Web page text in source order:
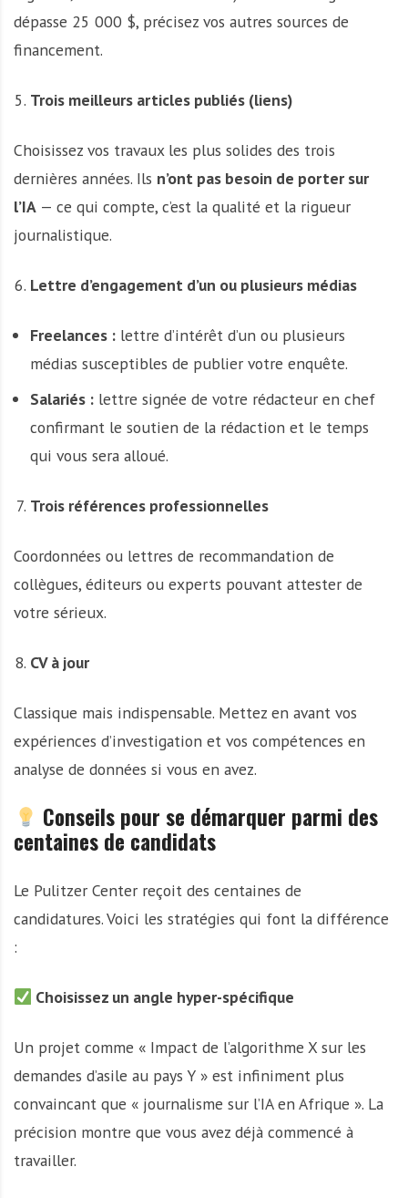
dépasse 25 000 $, précisez vos autres sources de
financement.
Trois meilleurs articles publiés (liens)
Choisissez vos travaux les plus solides des trois
dernières années. Ils n’ont pas besoin de porter sur
l’IA — ce qui compte, c’est la qualité et la rigueur
journalistique.
Lettre d’engagement d’un ou plusieurs médias
Freelances :lettre d’intérêt d’un ou plusieurs
médias susceptibles de publier votre enquête.
Salariés :lettre signée de votre rédacteur en chef
confirmant le soutien de la rédaction et le temps
qui vous sera alloué.
Trois références professionnelles
Coordonnées ou lettres de recommandation de
collègues, éditeurs ou experts pouvant attester de
votre sérieux.
CV à jour
Classique mais indispensable. Mettez en avant vos
expériences d’investigation et vos compétences en
analyse de données si vous en avez.
Conseils pour se démarquer parmi des
centaines de candidats
Le Pulitzer Center reçoit des centaines de
candidatures. Voici les stratégies qui font la différence
:
Choisissez un angle hyper-spécifique
Un projet comme « Impact de l’algorithme X sur les
demandes d’asile au pays Y » est infiniment plus
convaincant que « journalisme sur l’IA en Afrique ». La
précision montre que vous avez déjà commencé à
travailler.